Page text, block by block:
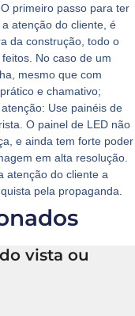
O primeiro passo para ter
atenção do cliente, é
da construção, todo o
No caso de um
mesmo que com
e chamativo;
Use painéis de
O painel de LED não
e ainda tem forte poder
em alta resolução.
atenção do cliente a
pela propaganda.
vista ou